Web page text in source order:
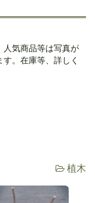
人気商品等は写真が
。在庫等、詳しく
植木